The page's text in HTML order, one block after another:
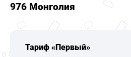
976 Монголия
Тариф «Первый»